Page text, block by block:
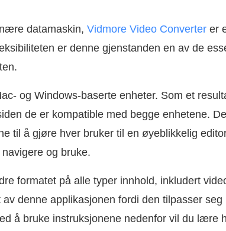
datamaskin, Vidmore Video Converter er
er denne gjenstanden en av de
og Windows-baserte enheter. Som et
de er kompatible med begge enhetene.
til å gjøre hver bruker til en øyeblikkelig
og bruke.
formatet på alle typer innhold, inkludert
denne applikasjonen fordi den tilpasser
å bruke instruksjonene nedenfor vil du lære